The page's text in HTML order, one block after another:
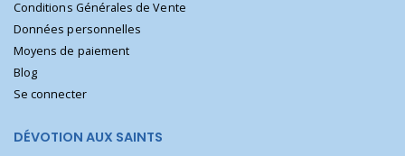
Conditions Générales de Vente
Données personnelles
Moyens de paiement
Blog
Se connecter
DÉVOTION AUX SAINTS